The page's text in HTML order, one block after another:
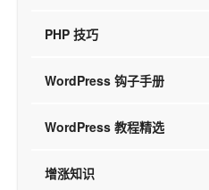
PHP 技巧
WordPress 钩子手册
WordPress 教程精选
增涨知识